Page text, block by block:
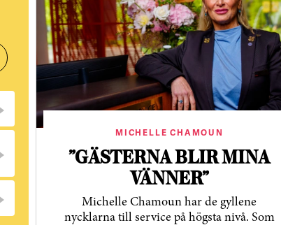
MICHELLE CHAMOUN
”GÄSTERNA BLIR MINA
VÄNNER”
Michelle Chamoun har de gyllene
nycklarna till service på högsta nivå. Som